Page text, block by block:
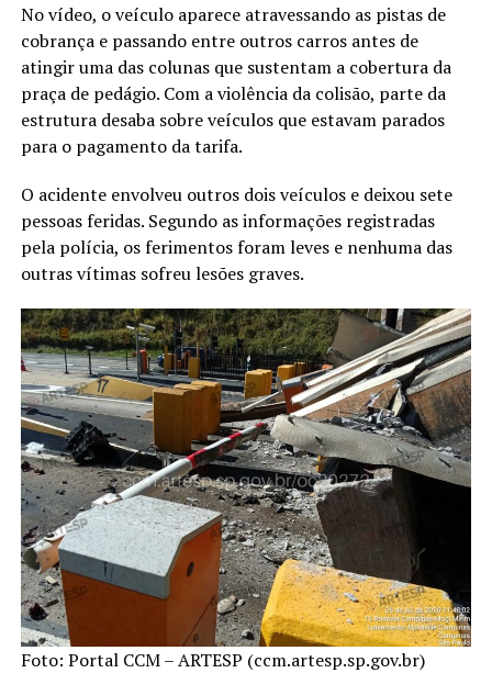
No vídeo, o veículo aparece atravessando as pistas de
cobrança e passando entre outros carros antes de
atingir uma das colunas que sustentam a cobertura da
praça de pedágio. Com a violência da colisão, parte da
estrutura desaba sobre veículos que estavam parados
para o pagamento da tarifa.
O acidente envolveu outros dois veículos e deixou sete
pessoas feridas. Segundo as informações registradas
pela polícia, os ferimentos foram leves e nenhuma das
outras vítimas sofreu lesões graves.
Foto: Portal CCM – ARTESP (ccm.artesp.sp.gov.br)